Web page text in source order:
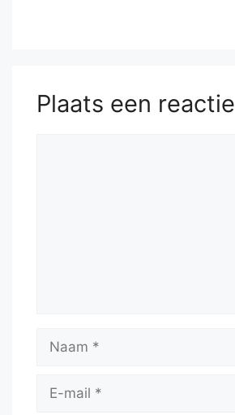
Plaats een reactie
Naam